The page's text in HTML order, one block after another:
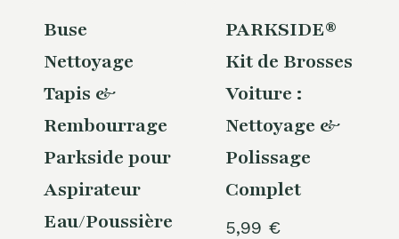
Buse
Nettoyage
Tapis &
Rembourrage
Parkside pour
Aspirateur
Eau/Poussière
PARKSIDE®
Kit de Brosses
Voiture :
Nettoyage &
Polissage
Complet
5,99 €